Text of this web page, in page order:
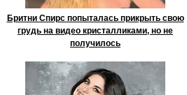
Бритни Спирс попыталась прикрыть свою
грудь на видео кристалликами, но не
получилось